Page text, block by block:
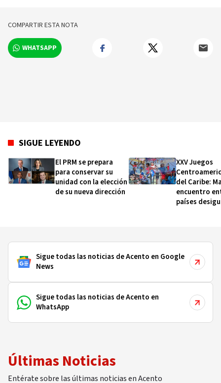
COMPARTIR ESTA NOTA
WHATSAPP
SIGUE LEYENDO
El PRM se prepara
para conservar su
unidad con la elección
de su nueva dirección
XXV Juegos
del Caribe:
encuentro
países
Sigue todas las noticias de Acento en Google
News
Sigue todas las noticias de Acento en
WhatsApp